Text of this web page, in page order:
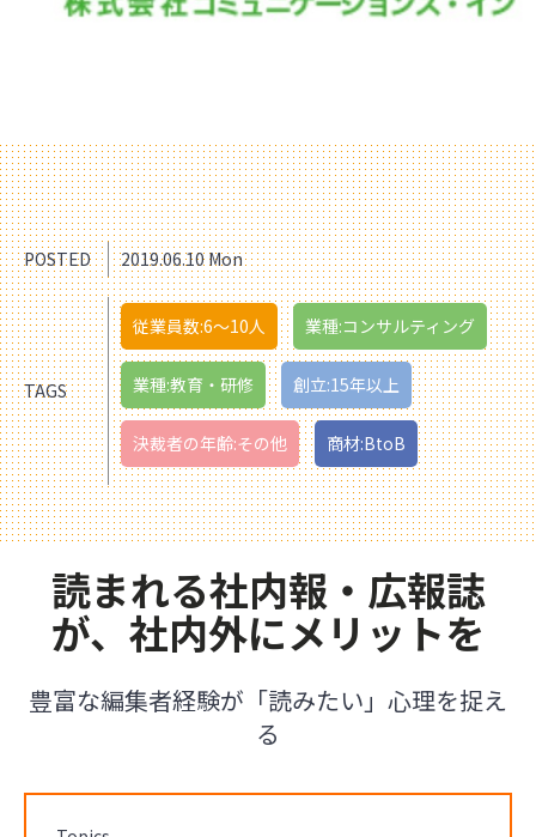
POSTED 2019.06.10 Mon
TAGS
従業員数:6～10人 業種:コンサルティング
業種:教育・研修 創立:15年以上
決裁者の年齢:その他 商材:BtoB
読まれる社内報・広報誌
が、社内外にメリットを
豊富な編集者経験が「読みたい」心理を捉え
る